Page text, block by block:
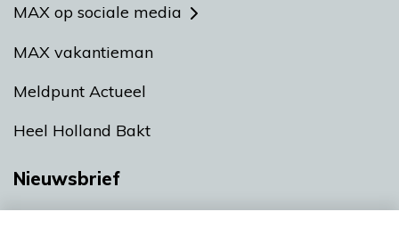
MAX op sociale media
MAX vakantieman
Meldpunt Actueel
Heel Holland Bakt
Nieuwsbrief